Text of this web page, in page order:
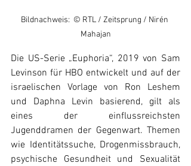
Bildnachweis:  © RTL / Zeitsprung / Nirén
Mahajan
Die US-Serie „Euphoria“, 2019 von Sam
Levinson für HBO entwickelt und auf der
israelischen Vorlage von Ron Leshem
und Daphna Levin basierend, gilt als
eines der einflussreichsten
Jugenddramen der Gegenwart. Themen
wie Identitätssuche, Drogenmissbrauch,
psychische Gesundheit und Sexualität